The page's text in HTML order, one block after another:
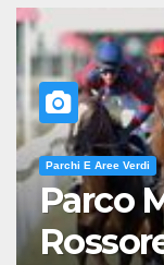
Parchi E Aree Verdi
Parco